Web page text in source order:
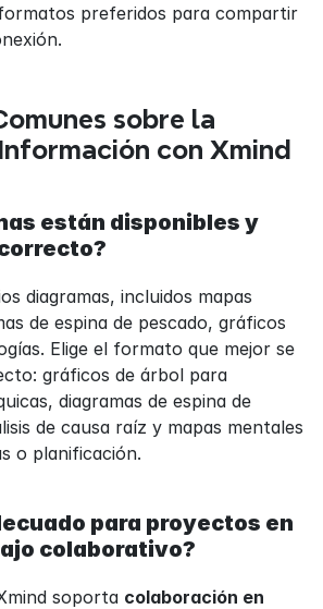
preferidos para compartir
sobre la
con Xmind
están disponibles y
diagramas, incluidos mapas
de espina de pescado, gráficos
Elige el formato que mejor se
gráficos de árbol para
diagramas de espina de
de causa raíz y mapas mentales
o planificación.
para proyectos en
colaborativo?
soporta colaboración en